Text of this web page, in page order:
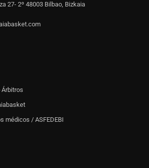
27- 2º 48003 Bilbao, Bizkaia
médicos / ASFEDEBI